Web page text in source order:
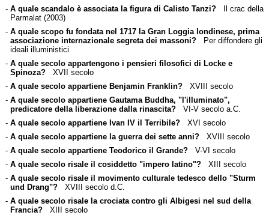
- A quale scandalo è associata la figura di Calisto Tanzi?Il crac della
Parmalat (2003)
- A quale scopo fu fondata nel 1717 la Gran Loggia londinese, prima
associazione internazionale segreta dei massoni?Per diffondere gli
ideali illuministici
- A quale secolo appartengono i pensieri filosofici di Locke e
Spinoza?XVII secolo
- A quale secolo appartiene Benjamin Franklin?XVIII secolo
- A quale secolo appartiene Gautama Buddha, "l'illuminato",
predicatore della liberazione dalla rinascita?VI-V secolo a.C.
- A quale secolo appartiene Ivan IV il Terribile?XVI secolo
- A quale secolo appartiene la guerra dei sette anni?XVIII secolo
- A quale secolo appartiene Teodorico il Grande?V-VI secolo
- A quale secolo risale il cosiddetto "impero latino"?XIII secolo
- A quale secolo risale il movimento culturale tedesco dello "Sturm
und Drang"?XVIII secolo d.C.
- A quale secolo risale la crociata contro gli Albigesi nel sud della
Francia?XIII secolo